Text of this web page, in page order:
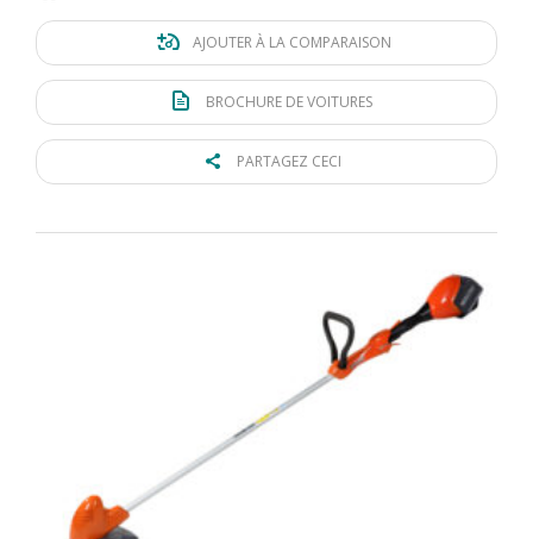
AJOUTER À LA COMPARAISON
BROCHURE DE VOITURES
PARTAGEZ CECI